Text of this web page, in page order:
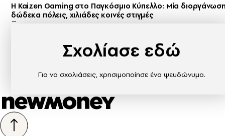
H Kaizen Gaming στο Παγκόσμιο Kύπελλο: Μία
δώδεκα πόλεις, χιλιάδες κοινές στιγμές
Σχολίασε εδώ
Για να σχολιάσεις, χρησιμοποίησε ένα ψευδώνυμο.